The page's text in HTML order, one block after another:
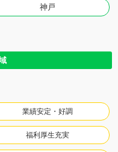
神戸
業績安定・好調
福利厚生充実